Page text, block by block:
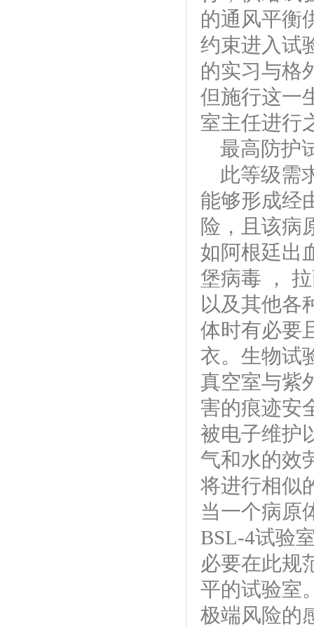
的通风平衡
约束进入试
的实习与格
但施行这一
室主任进行
最高防护
此等级需
能够形成经
险，且该病
如阿根廷出
堡病毒
，
以及其他各
体时有必要
衣。生物试
真空室与紫
害的痕迹安
被电子维护
气和水的效
将进行相似
当一个病原
BSL-4试验
必要在此规
平的试验室
极端风险的